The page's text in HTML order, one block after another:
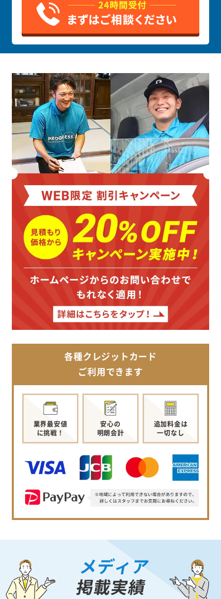
各種クレジットカード
ご利用できます
業界最安値
に挑戦！
安心の
明朗会計
追加料金は
一切なし
メディア
掲載実績